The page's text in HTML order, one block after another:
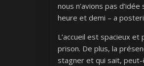
nous n’avions pas
heure et demi – a
L’accueil est spacieux
prison. De plus, la
stagner et qui sait,